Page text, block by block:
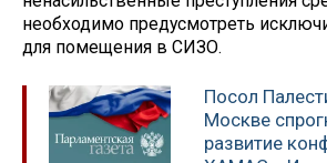
необходимо предусмотреть
для помещения в СИЗО.
Посол
Москве
развитие